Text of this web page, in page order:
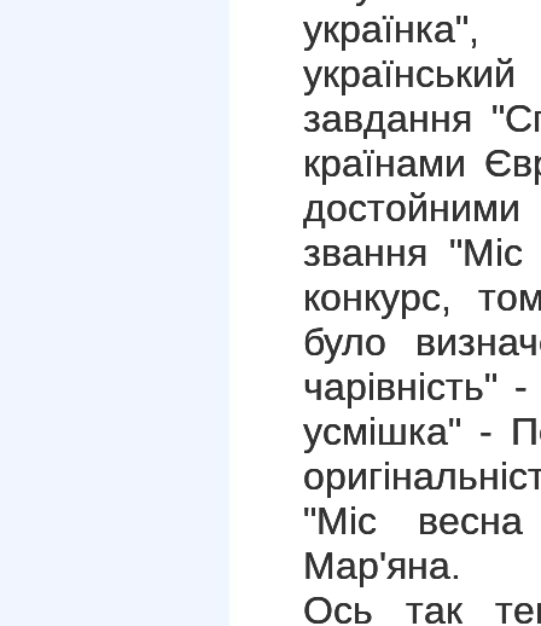
завдання
країнами
звання
конкурс,
було
чарівність"
усмішка" -
"Міс
Мар'яна.
Ось так